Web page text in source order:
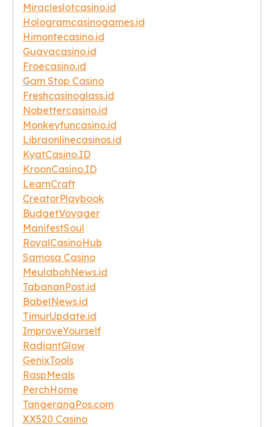
Miracleslotcasino.id
Hologramcasinogames.id
Himontecasino.id
Guavacasino.id
Froecasino.id
Gam Stop Casino
Freshcasinoglass.id
Nobettercasino.id
Monkeyfuncasino.id
Libraonlinecasinos.id
KyatCasino.ID
KroonCasino.ID
LearnCraft
CreatorPlaybook
BudgetVoyager
ManifestSoul
RoyalCasinoHub
Samosa Casino
MeulabohNews.id
TabananPost.id
BabelNews.id
TimurUpdate.id
ImproveYourself
RadiantGlow
GenixTools
RaspMeals
PerchHome
TangerangPos.com
XX520 Casino